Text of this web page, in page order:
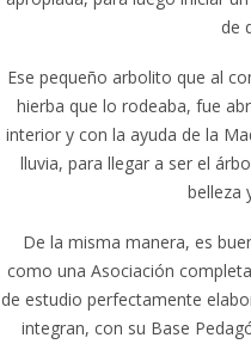
de
Ese pequeño arbolito que al
hierba que lo rodeaba, fue
interior y con la ayuda de la
lluvia, para llegar a ser el
belleza
De la misma manera, es
como una Asociación
de estudio perfectamente
integran, con su Base